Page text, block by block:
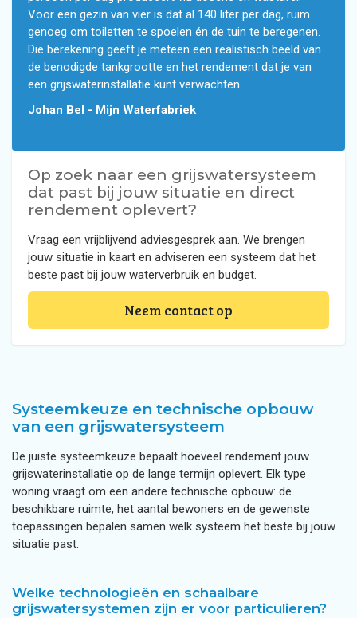
Voor een gezin van vier is dat al 140 liter per dag, ruim
genoeg om toiletten te spoelen én de tuin te beregenen.
Die berekening geeft je meteen een realistisch beeld van
de benodigde tankgrootte en het rendement dat je van
een grijswaterinstallatie kunt verwachten.
Johan Bel - Mijn Waterfabriek
Op zoek naar een grijswatersysteem
dat past bij jouw situatie en direct
rendement oplevert?
Vraag een vrijblijvend adviesgesprek aan. We brengen
jouw situatie in kaart en adviseren een systeem dat het
beste past bij jouw waterverbruik en budget.
Neem contact op
Systeemkeuze en technische opbouw
van een grijswatersysteem
De juiste systeemkeuze bepaalt hoeveel rendement jouw
grijswaterinstallatie op de lange termijn oplevert. Elk type
woning vraagt om een andere technische opbouw: de
beschikbare ruimte, het aantal bewoners en de gewenste
toepassingen bepalen samen welk systeem het beste bij jouw
situatie past.
Welke technologieën en schaalbare
grijswatersystemen zijn er voor particulieren?